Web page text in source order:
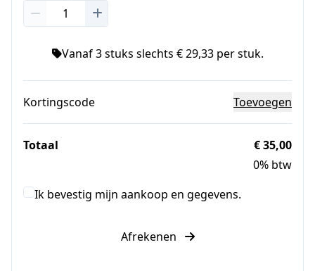
Vanaf 3 stuks slechts € 29,33 per stuk.
Kortingscode Toevoegen
Totaal
€ 35,00
0% btw
Ik bevestig mijn aankoop en gegevens.
Afrekenen